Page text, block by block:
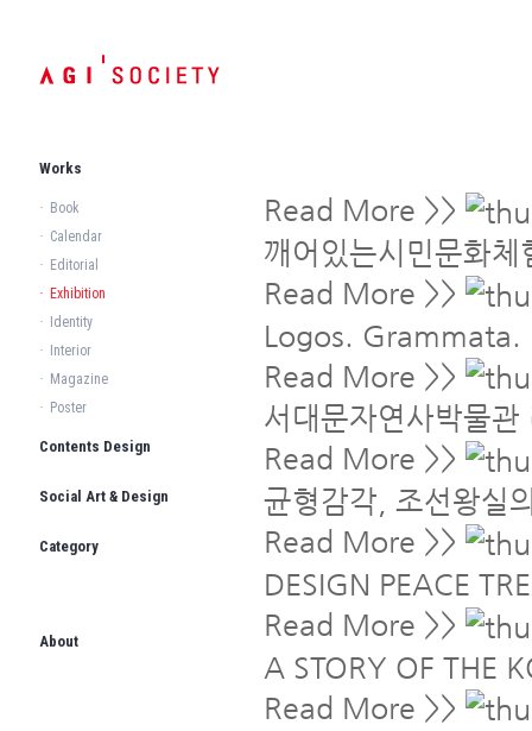
Works
· Book
· Calendar
· Editorial
· Exhibition
·
Identity
·
Interior
· Magazine
· Poster
Contents Design
Social Art & Design
Category
About
Read More >>
깨어있는시민문화체
Read More >>
Logos. Grammata.
Read More >>
서대문자연사박물관
Read More >>
균형감각, 조선왕실
Read More >>
DESIGN PEACE
Read More >>
A STORY OF THE
Read More >>